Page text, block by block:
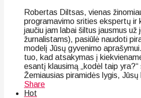
Robertas Diltsas, vienas
programavimo srities ekspertų ir
jaučiu jam labai šiltus jausmus
žurnalistams), pasiūlė naudoti
modelį Jūsų gyvenimo
tuo, kad atsakymas į
esantį klausimą „kodėl taip yra?“
Žemiausias piramidės lygis,
Share
Hot